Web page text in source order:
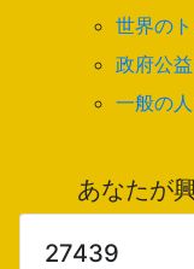
世界の
政府公
一般の
あなたが
27439